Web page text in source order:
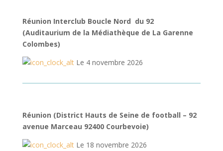
Réunion Interclub Boucle Nord du 92
(Auditaurium de la Médiathèque de La Garenne
Colombes)
Le 4 novembre 2026
Réunion (District Hauts de Seine de football – 92
avenue Marceau 92400 Courbevoie)
Le 18 novembre 2026